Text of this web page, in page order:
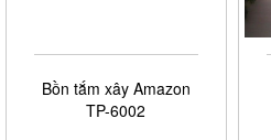
Bồn tắm xây Amazon
TP-6002